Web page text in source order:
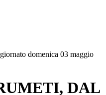
domenica 03 maggio
DAL